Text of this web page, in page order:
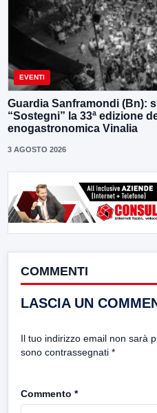
EVENTI
Guardia Sanframondi (Bn):
“Sostegni” la 33ª edizione
enogastronomica Vinalia
3 AGOSTO 2026
COMMENTI
LASCIA UN
Il tuo indirizzo email non sarà
sono contrassegnati *
Commento *